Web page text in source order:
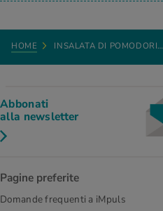
HOME INSALATA DI POMODORI…
Abbonati
alla newsletter
Pagine preferite
Domande frequenti a iMpuls